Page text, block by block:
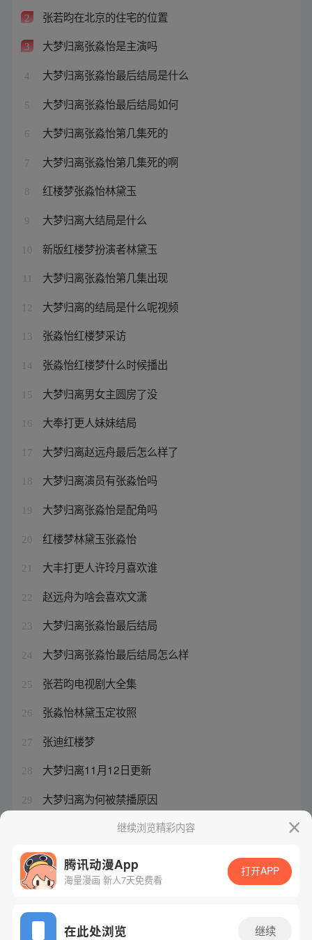
2 张若昀在北京的住宅的位置
3 大梦归离张淼怡是主演吗
4 大梦归离张淼怡最后结局是什么
5 大梦归离张淼怡最后结局如何
6 大梦归离张淼怡第几集死的
7 大梦归离张淼怡第几集死的啊
8 红楼梦张淼怡林黛玉
9 大梦归离大结局是什么
10 新版红楼梦扮演者林黛玉
大梦归离张淼怡第几集出现
12 大梦归离的结局是什么呢视频
13 张淼怡红楼梦采访
14 张淼怡红楼梦什么时候播出
15 大梦归离男女主圆房了没
16 大奉打更人妹妹结局
17 大梦归离赵远舟最后怎么样了
18 大梦归离演员有张淼怡吗
19 大梦归离张淼怡是配角吗
20 红楼梦林黛玉张淼怡
21 大丰打更人许玲月喜欢谁
22 赵远舟为啥会喜欢文潇
23 大梦归离张淼怡最后结局
24 大梦归离张淼怡最后结局怎么样
25 张若昀电视剧大全集
26 张淼怡林黛玉定妆照
27 张迪红楼梦
28 大梦归离11月12日更新
29 大梦归离为何被禁播原因
张怡 红楼梦评书是现场版
继续浏览精彩内容
腾讯动漫App
海量漫画 新人7天免费看
打开APP
在此处浏览 继续
网站备案/许可证号：粤B2-20090059-5